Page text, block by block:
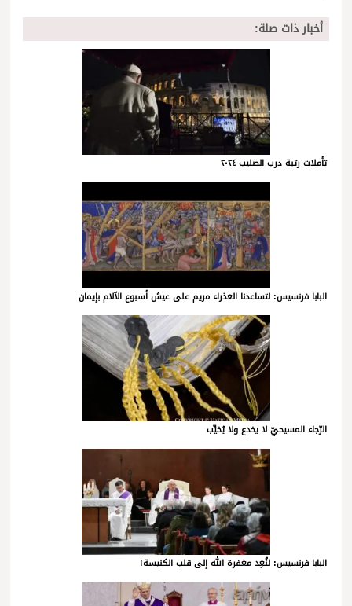
أخبار ذات صلة:
تأملات رتبة درب الصليب ٢٠٢٤
البابا فرنسيس: لتساعدنا العذراء مريم على عيش أسبوع الآلام بإيمان
الرّجاء المسيحيّ لا يخدع ولا يُخيِّب
البابا فرنسيس: لنُعِد مغفرة الله إلى قلب الكنيسة!